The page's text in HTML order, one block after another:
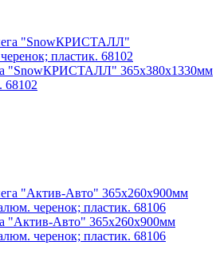
"SnowКРИСТАЛЛ" 365х380х1330мм
68102
"Актив-Авто" 365х260х900мм
черенок; пластик. 68106